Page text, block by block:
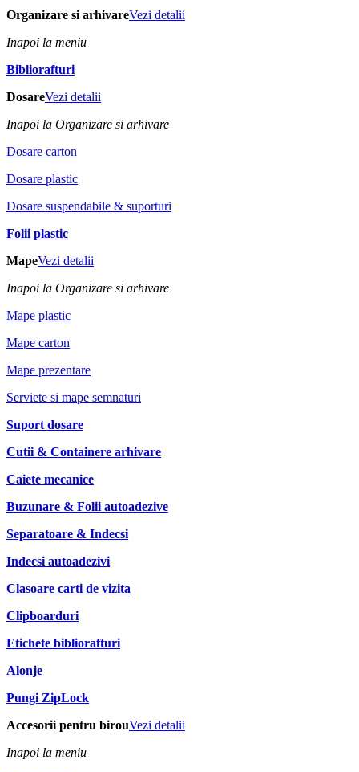
Organizare si arhivareVezi detalii
Inapoi la meniu
Bibliorafturi
DosareVezi detalii
Inapoi la Organizare si arhivare
Dosare carton
Dosare plastic
Dosare suspendabile & suporturi
Folii plastic
MapeVezi detalii
Inapoi la Organizare si arhivare
Mape plastic
Mape carton
Mape prezentare
Serviete si mape semnaturi
Suport dosare
Cutii & Containere arhivare
Caiete mecanice
Buzunare & Folii autoadezive
Separatoare & Indecsi
Indecsi autoadezivi
Clasoare carti de vizita
Clipboarduri
Etichete bibliorafturi
Alonje
Pungi ZipLock
Accesorii pentru birouVezi detalii
Inapoi la meniu